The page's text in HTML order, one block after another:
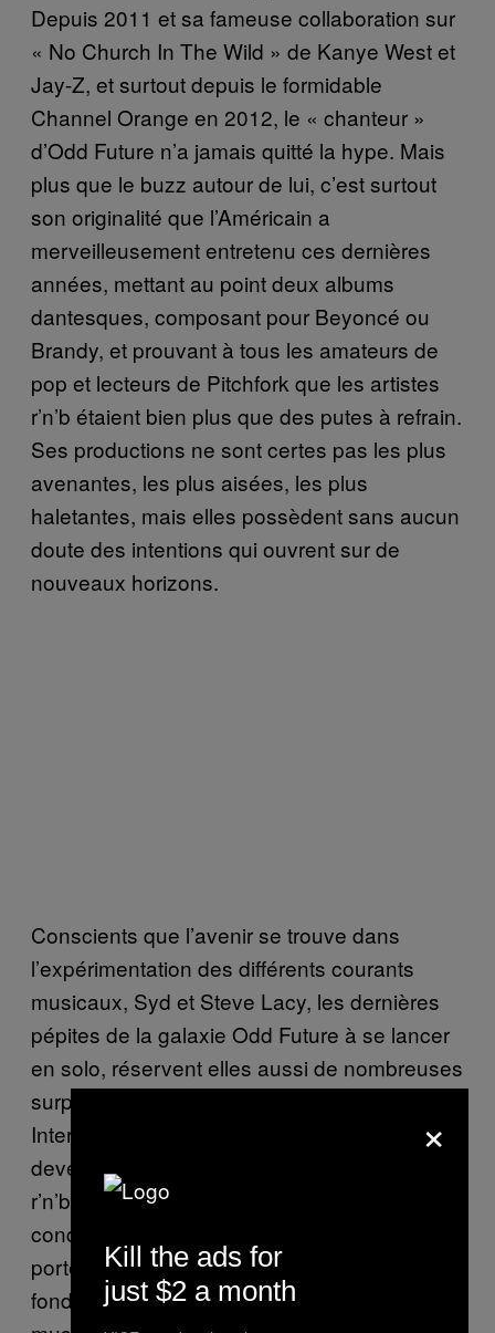
Depuis 2011 et sa fameuse collaboration sur
« No Church In The Wild » de Kanye West et
Jay-Z, et surtout depuis le formidable
Channel Orange en 2012, le « chanteur »
d’Odd Future n’a jamais quitté la hype. Mais
plus que le buzz autour de lui, c’est surtout
son originalité que l’Américain a
merveilleusement entretenu ces dernières
années, mettant au point deux albums
dantesques, composant pour Beyoncé ou
Brandy, et prouvant à tous les amateurs de
pop et lecteurs de Pitchfork que les artistes
r’n’b étaient bien plus que des putes à refrain.
Ses productions ne sont certes pas les plus
avenantes, les plus aisées, les plus
haletantes, mais elles possèdent sans aucun
doute des intentions qui ouvrent sur de
nouveaux horizons.
Conscients que l’avenir se trouve dans
l’expérimentation des différents courants
musicaux, Syd et Steve Lacy, les dernières
pépites de la galaxie Odd Future à se lancer
en solo, réservent elles aussi de nombreuses
surprises. Tous les deux issus de The
Internet, Syd et Steve Lacy sont en train de
devenir les icônes d’une nouvelle vague
r’n’b/soul, plus nuancée que Pharrell, moins
conquérante que The Weeknd et surtout plus
portée sur une imagerie androgyne. Mais, au
fond, on se fiche des poses, seule compte la
×
Kill the ads for
just $2 a month